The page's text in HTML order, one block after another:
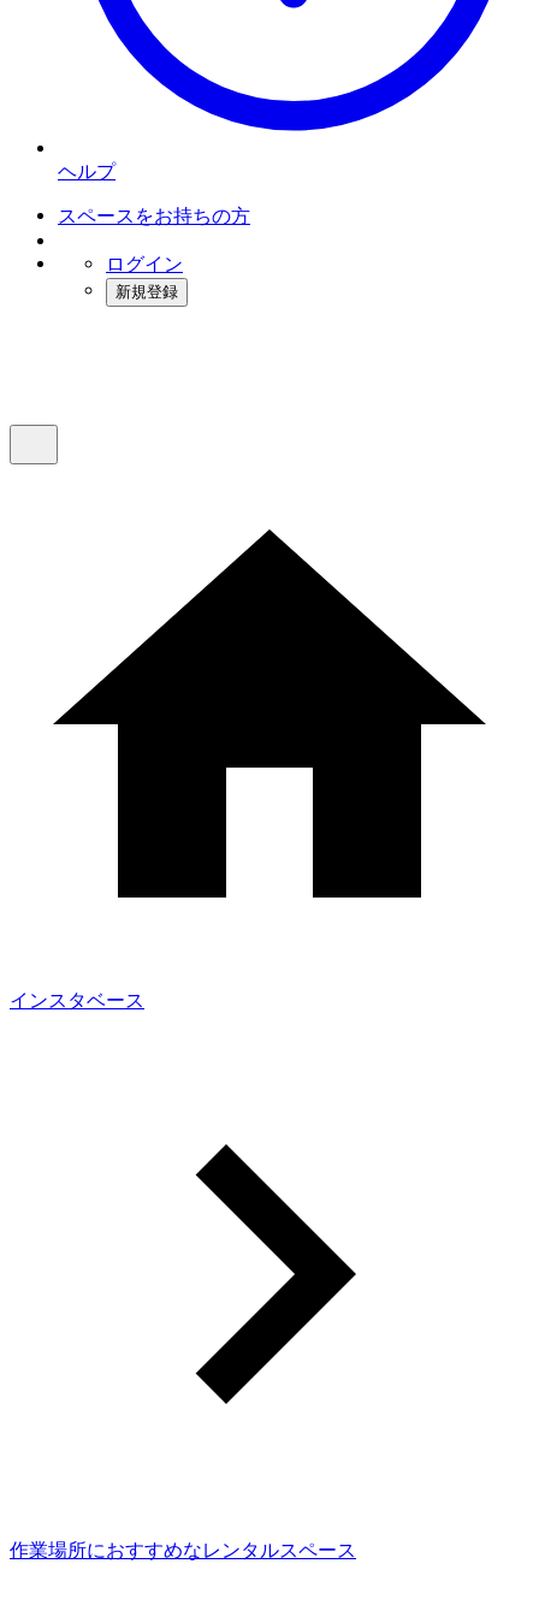
ヘルプ
スペースをお持ちの方
ログイン
新規登録
インスタベース
作業場所におすすめなレンタルスペース